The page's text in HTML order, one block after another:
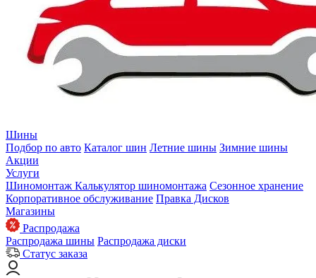
Шины
Подбор по авто Каталог шин Летние шины Зимние шины
Акции
Услуги
Шиномонтаж Калькулятор шиномонтажа Сезонное хранение
Корпоративное обслуживание Правка Дисков
Магазины
Распродажа
Распродажа шины Распродажа диски
Статус заказа